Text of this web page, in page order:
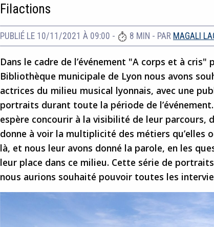
Filactions
PUBLIÉ LE 10/11/2021 À 09:00 - 8 MIN - PAR MAGALI
Dans le cadre de l’événement "A corps et à cris"
Bibliothèque municipale de Lyon nous avons
actrices du milieu musical lyonnais, avec une
portraits durant toute la période de
espère concourir à la visibilité de leur parcours,
donne à voir la multiplicité des métiers qu’elles
là, et nous leur avons donné la parole, en les
leur place dans ce milieu. Cette série de
nous aurions souhaité pouvoir toutes les